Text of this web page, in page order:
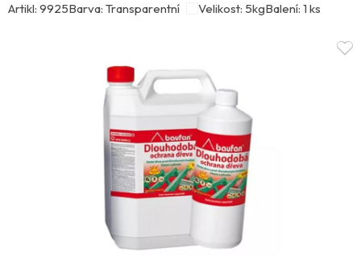
Artikl: 9925Barva: Transparentní Velikost: 5kgBalení: 1 ks